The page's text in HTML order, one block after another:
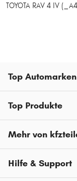
TOYOTA RAV 4 IV
Top Automarken
Top Produkte
Mehr von
Hilfe & Support